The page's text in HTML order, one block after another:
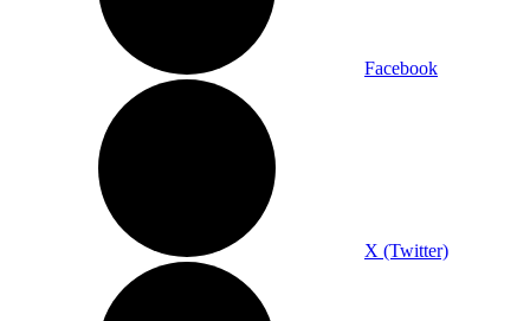
Facebook
X (Twitter)